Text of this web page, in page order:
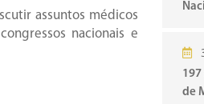
assuntos médicos
nacionais e
de